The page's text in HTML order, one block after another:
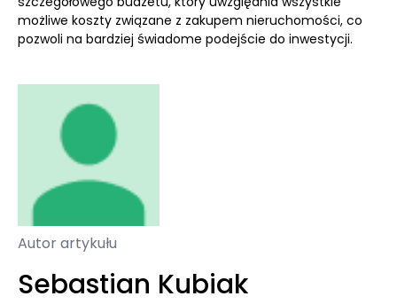
możliwe koszty związane z zakupem nieruchomości, co
pozwoli na bardziej świadome podejście do inwestycji.
Autor artykułu
Sebastian Kubiak